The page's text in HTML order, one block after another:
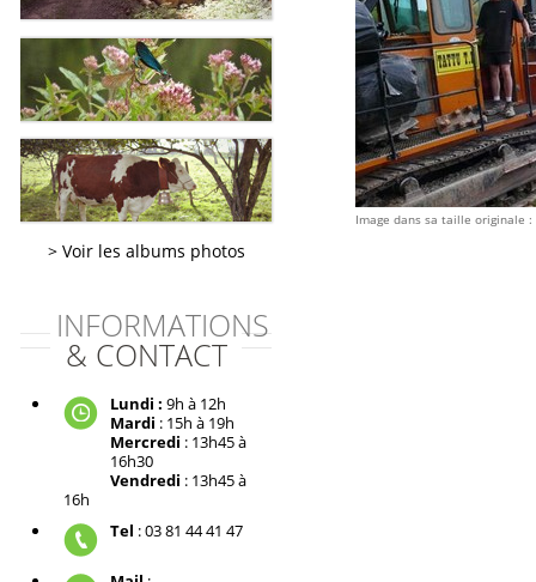
Voir les albums photos
INFORMATIONS
& CONTACT
Lundi : 9h à 12h
Mardi : 15h à 19h
Mercredi : 13h45 à
16h30
Vendredi : 13h45 à
16h
Tel : 03 81 44 41 47
Image dans sa taille originale :